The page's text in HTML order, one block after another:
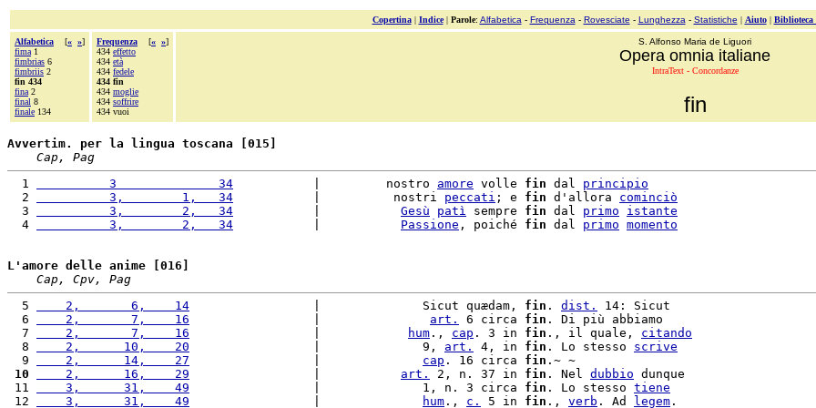
Copertina| Indice| Parole: Alfabetica - Frequenza - Rovesciate - Lunghezza - Statistiche | Aiuto| Biblioteca
Alfabetica [« »]
fima 1
fimbrias 6
fimbriis 2
fin 434
fina 2
final 8
finale 134
Frequenza [« »]
434 effetto
434 età
434 fedele
434 fin
434 moglie
434 soffrire
434 vuoi
S. Alfonso Maria de Liguori
Opera omnia italiane
IntraText - Concordanze
fin
Avvertim. per la lingua toscana [015]
Cap, Pag
  1
          3              34
           |         nostro
amore volle fin dal principio
  2
          3,        1,   34
           |          nostri
peccati ; e fin d'allora cominciò
  3
          3,        2,   34
Gesù patì sempre fin dal primo
istante
  4
          3,        2,   34
Passione , poiché fin dal primo momento
L'amore delle anime [016]
Cap, Cpv, Pag
  5
    2,       6,    14
                 |              Sicut quædam,
fin . dist.
14: Sicut
  6
    2,       7,    16
art. 6 circa fin . Di più abbiamo
  7
    2,       7,    16
hum ., cap . 3 in fin ., il quale, citando
  8
    2,      10,    20
                 |              9,
art. 4, in fin . Lo stesso scrive
  9
    2,      14,    27
cap . 16 circa fin
10
    2,      16,    29
art. 2, n. 37 in fin . Nel dubbio dunque
11
    3,      31,    49
                 |              1, n. 3 circa
fin . Lo stesso tiene
12
    3,      31,    49
hum ., c. 5 in fin ., verb . Ad legem .